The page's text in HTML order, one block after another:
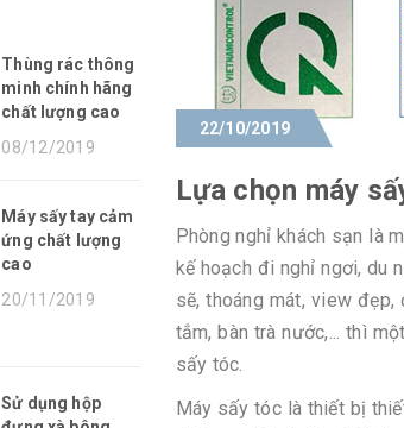
22/10/2019
Lựa chọn máy
Phòng nghỉ khách sạn là
kế hoạch đi nghỉ ngơi, du
sẽ, thoáng mát, view
tắm, bàn trà nước,... thì
sấy tóc.
Máy sấy tóc là thiết bị
Thùng rác thông
minh chính hãng
chất lượng cao
08/12/2019
Máy sấy tay cảm
ứng chất lượng
cao
20/11/2019
Sử dụng hộp